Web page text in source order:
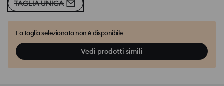
TAGLIA UNICA
La taglia selezionata non è disponibile
Vedi prodotti simili